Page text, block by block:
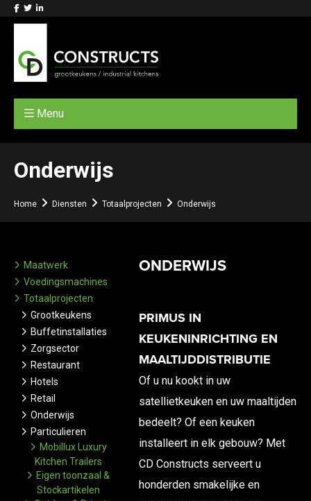
Menu
Onderwijs
Home Diensten Totaalprojecten Onderwijs
Maatwerk
Voedingsmachines
Totaalprojecten
Grootkeukens
Buffetinstallaties
Zorgsector
Restaurant
Hotels
Retail
Onderwijs
Particulieren
Mobillux Luxury
Kitchen Trailers
Eigen toonzaal &
Stockartikelen
ONDERWIJS
PRIMUS IN
KEUKENINRICHTING EN
MAALTIJDDISTRIBUTIE
Of u nu kookt in uw
satellietkeuken en uw maaltijden
bedeelt? Of een keuken
installeert in elk gebouw? Met
CD Constructs serveert u
honderden smakelijke en